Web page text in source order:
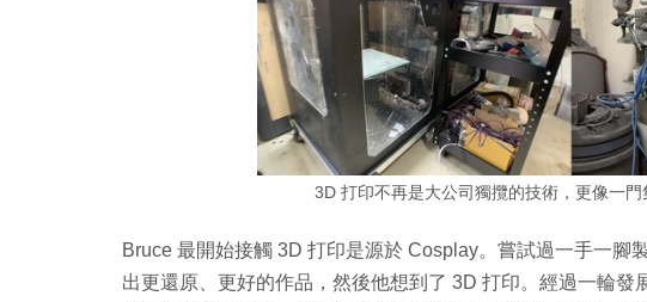
3D 打印不再是大公司獨攬的技術，更像一門
Bruce 最開始接觸 3D 打印是源於 Cosplay。嘗試過一手一腳
出更還原、更好的作品，然後他想到了 3D 打印。經過一輪